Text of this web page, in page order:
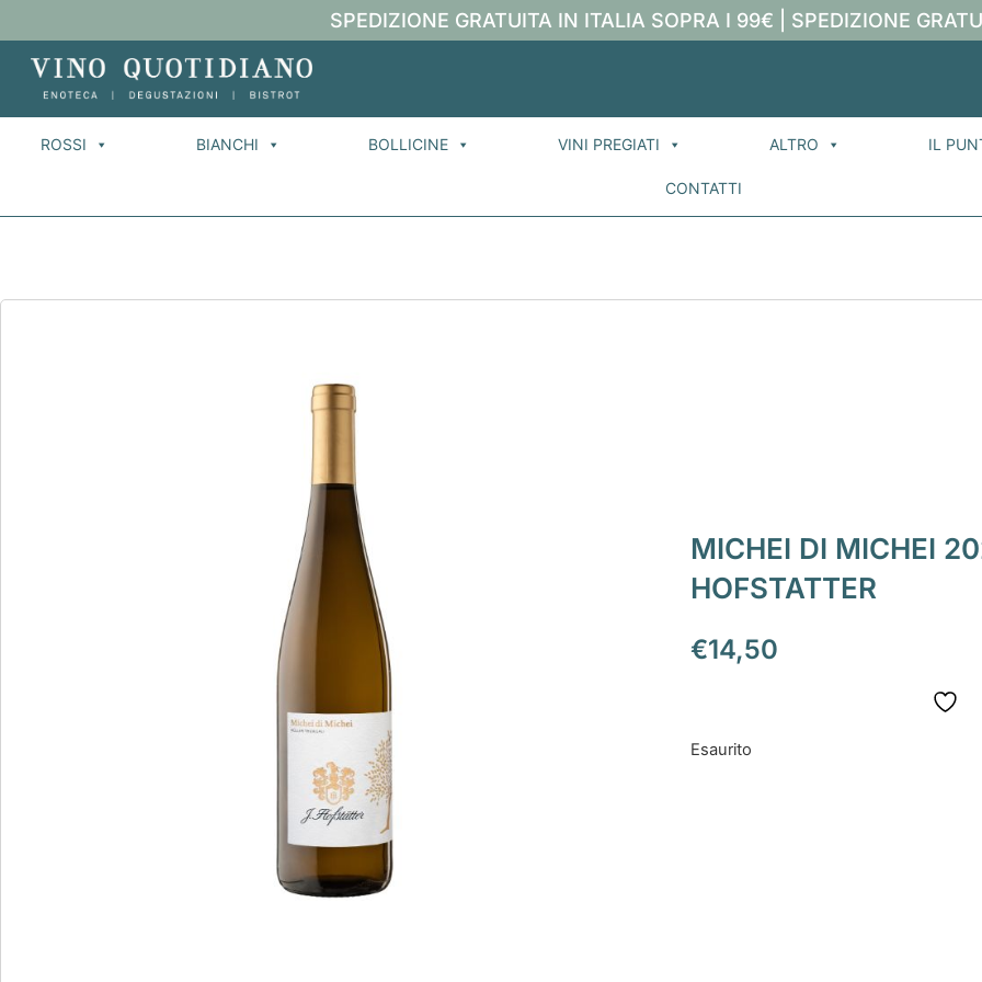
SPEDIZIONE GRATUITA IN ITALIA SOPRA I 99€ | SPEDIZIONE
ROSSI BIANCHI BOLLICINE VINI PREGIATI ALTRO IL
CONTATTI
MICHEI DI MICHEI
HOFSTATTER
€14,50
Esaurito